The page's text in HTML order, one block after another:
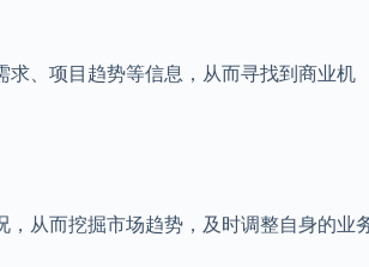
、项目趋势等信息，从而寻找到商业机
从而挖掘市场趋势，及时调整自身的业